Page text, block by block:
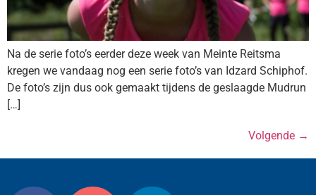
Na de serie foto’s eerder deze week van Meinte Reitsma
kregen we vandaag nog een serie foto’s van Idzard Schiphof.
De foto’s zijn dus ook gemaakt tijdens de geslaagde Mudrun
[…]
Volgende →